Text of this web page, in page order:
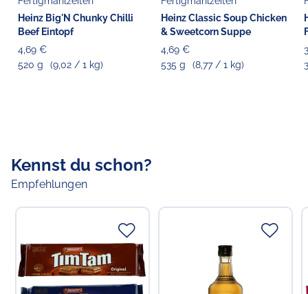
Heinz Big'N Chunky Chilli
Beef Eintopf
4,69 €
520 g
(9,02 / 1 kg)
Heinz Classic Soup Chicken
& Sweetcorn Suppe
4,69 €
535 g
(8,77 / 1 kg)
Kennst du schon?
Empfehlungen